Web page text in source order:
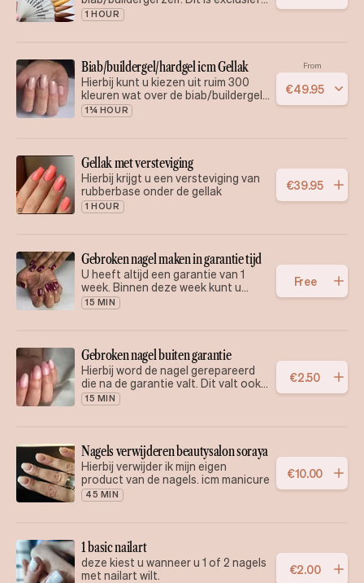
een extra Gellak kleur.
1 HOUR
Biab/buildergel/hardgel icm Gellak
Hierbij kunt u kiezen uit ruim 300
kleuren wat over de biab/buildergel
gaat.
1¼ HOUR
From
€49.95
Gellak met versteviging
Hierbij krijgt u een versteviging van
rubberbase onder de gellak
1 HOUR
€39.95
Gebroken nagel maken in garantie tijd
U heeft altijd een garantie van 1
week. Binnen deze week kunt u
kosteloos u nagel laten repareren
15 MIN
Free
Gebroken nagel buiten garantie
Hierbij word de nagel gerepareerd
die na de garantie valt. Dit valt ook
onder bij opvullen.
15 MIN
€2.50
Nagels verwijderen beautysalon soraya
Hierbij verwijder ik mijn eigen
product van de nagels. icm manicure
45 MIN
€10.00
1 basic nailart
deze kiest u wanneer u 1 of 2 nagels
met nailart wilt.
€2.00